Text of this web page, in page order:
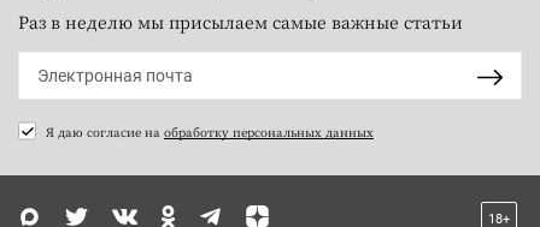
Раз в неделю мы присылаем самые важные статьи
Я даю согласие на обработку персональных данных
18+